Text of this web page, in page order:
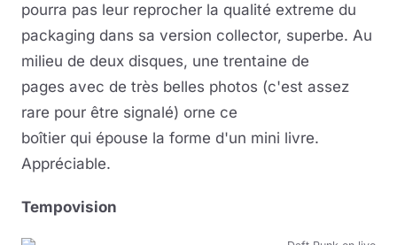
pourra pas leur reprocher la qualité extreme du
packaging dans sa version collector, superbe. Au
milieu de deux disques, une trentaine de
pages avec de très belles photos (c'est assez
rare pour être signalé) orne ce
boîtier qui épouse la forme d'un mini livre.
Appréciable.
Tempovision